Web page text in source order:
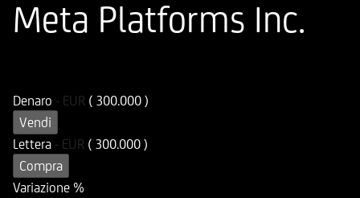
Meta Platforms Inc.
Denaro - EUR ( 300.000 )
Vendi
Lettera - EUR ( 300.000 )
Compra
Variazione %